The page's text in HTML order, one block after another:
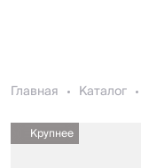
Главная Каталог
Крупнее